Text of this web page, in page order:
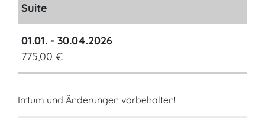
Suite
01.01. - 30.04.2026
775,00 €
Irrtum und Änderungen vorbehalten!